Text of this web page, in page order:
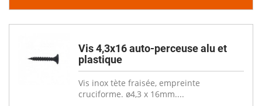
Vis 4,3x16 auto-perceuse alu et
plastique
Vis inox tète fraisée, empreinte
cruciforme. ø4,3 x 16mm....